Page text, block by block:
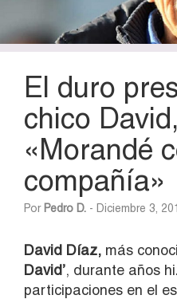
El duro
chico
«Morandé
compañía»
Por Pedro D. - Diciembre 3,
David Díaz, más
David’, durante años
participaciones en el